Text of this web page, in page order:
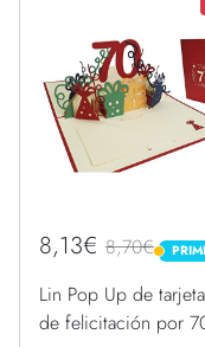
8,13€ 8,70€ PRIME
Lin Pop Up de
de felicitación por